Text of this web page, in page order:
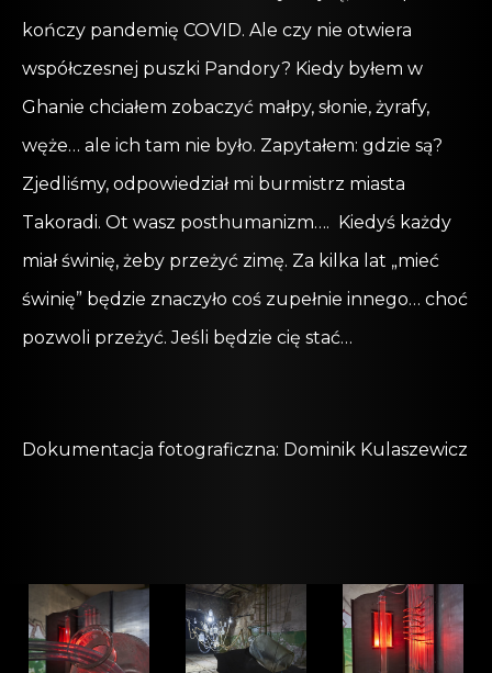
kończy pandemię COVID. Ale czy nie otwiera
współczesnej puszki Pandory? Kiedy byłem w
Ghanie chciałem zobaczyć małpy, słonie, żyrafy,
węże… ale ich tam nie było. Zapytałem: gdzie są?
Zjedliśmy, odpowiedział mi burmistrz miasta
Takoradi. Ot wasz posthumanizm…. Kiedyś każdy
miał świnię, żeby przeżyć zimę. Za kilka lat „mieć
świnię” będzie znaczyło coś zupełnie innego… choć
pozwoli przeżyć. Jeśli będzie cię stać…
Dokumentacja fotograficzna: Dominik Kulaszewicz